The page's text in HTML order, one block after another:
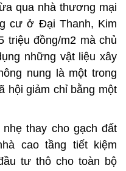
qua nhà thương mại
cư ở Đại Thanh, Kim
triệu đồng/m2 mà chủ
những vật liệu xây
nung là một trong
hội giảm chỉ bằng một
thay cho gạch đất
cao tầng tiết kiệm
tư thô cho toàn bộ